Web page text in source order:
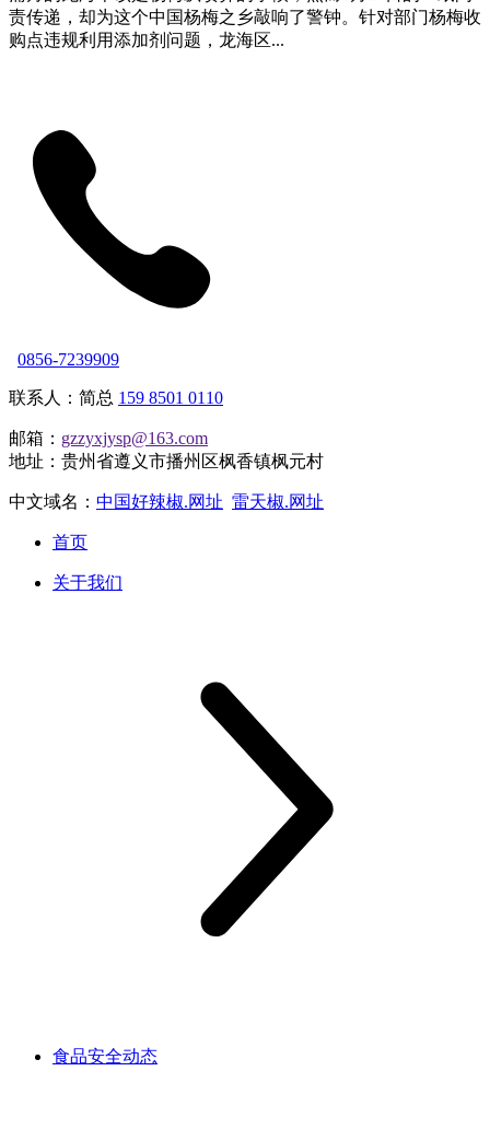
责传递，却为这个中国杨梅之乡敲响了警钟。针对部门杨梅收
购点违规利用添加剂问题，龙海区...
0856-7239909
联系人：简总 159 8501 0110
邮箱： gzzyxjysp@163.com
地址：贵州省遵义市播州区枫香镇枫元村
中文域名： 中国好辣椒.网址 雷天椒.网址
首页
关于我们
食品安全动态